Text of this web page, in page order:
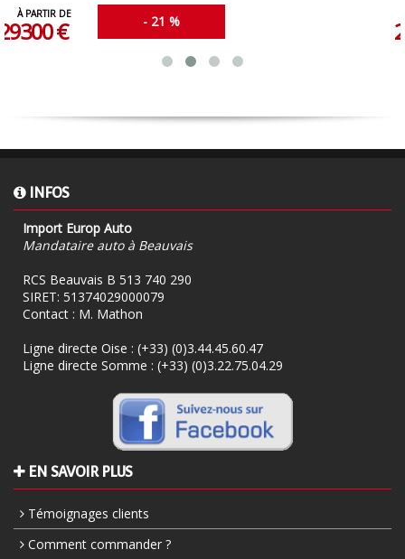
- 21 %
INFOS
Import Europ Auto
Mandataire auto à Beauvais
RCS Beauvais B 513 740 290
SIRET: 51374029000079
Contact : M. Mathon
Ligne directe Oise : (+33) (0)3.44.45.60.47
Ligne directe Somme : (+33) (0)3.22.75.04.29
EN SAVOIR PLUS
Témoignages clients
Comment commander ?